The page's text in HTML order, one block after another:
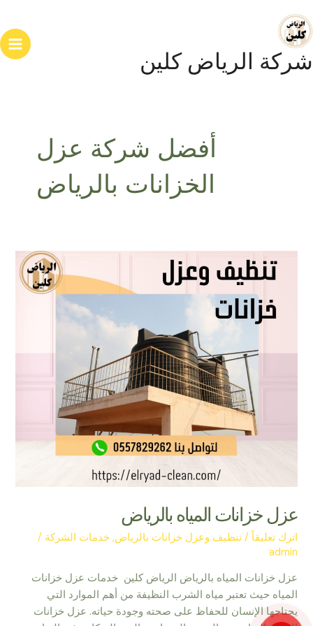
إلى
المحتوى
شركة الرياض كلين
أفضل شركة عزل
الخزانات بالرياض
عزل خزانات المياه بالرياض
اترك تعليقاً /تنظيف وعزل خزانات بالرياض, خدمات الشركة /
admin
عزل خزانات المياه بالرياض الرياض كلين خدمات عزل خزانات
المياه حيث تعتبر مياه الشرب النظيفة من أهم الموارد التي
يحتاجها الإنسان للحفاظ على صحته وجودة حياته. عزل خزانات
خزانات
بالرياض